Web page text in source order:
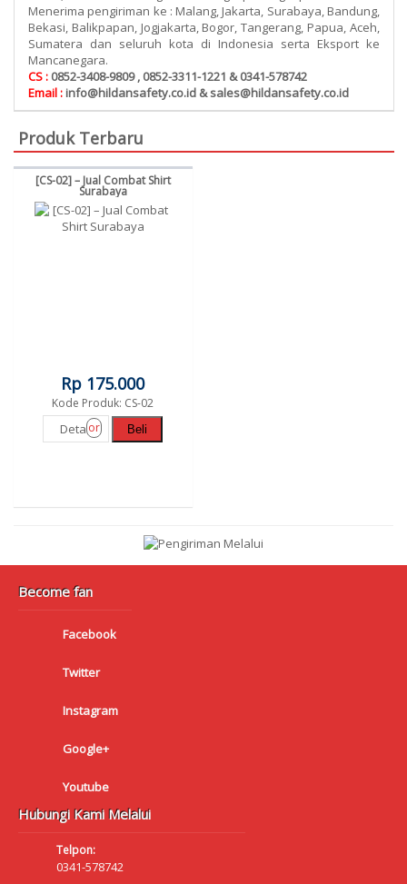
Menerima pengiriman ke : Malang, Jakarta, Surabaya, Bandung,
Bekasi, Balikpapan, Jogjakarta, Bogor, Tangerang, Papua, Aceh,
Sumatera dan seluruh kota di Indonesia serta Eksport ke
Mancanegara.
CS : 0852-3408-9809 , 0852-3311-1221 & 0341-578742
Email : info@hildansafety.co.id & sales@hildansafety.co.id
Produk Terbaru
[CS-02] – Jual Combat Shirt
Surabaya
Rp 175.000
Kode Produk: CS-02
Detailor Beli
Become fan
Facebook
Twitter
Instagram
Google+
Youtube
Hubungi Kami Melalui
Telpon:
0341-578742